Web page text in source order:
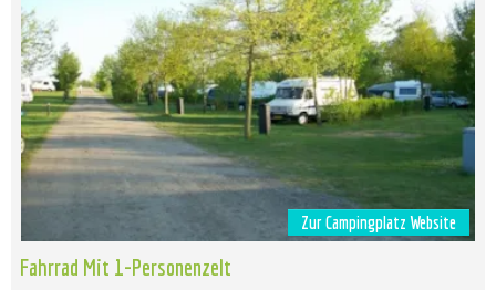
Zur Campingplatz Website
Fahrrad Mit 1-Personenzelt